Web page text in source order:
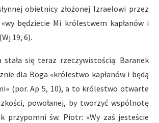
obietnicy złożonej Izraelowi przez
będziecie Mi królestwem kapłanów i
19, 6).
stała się teraz rzeczywistością: Baranek
dla Boga «królestwo kapłanów i będą
(por. Ap 5, 10), a to królestwo otwarte
powołanej, by tworzyć wspólnotę
przypomni św. Piotr: «Wy zaś jesteście